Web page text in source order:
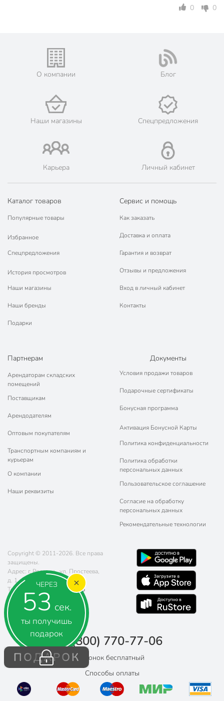
ЧЕРЕЗ
52 сек.
ты получишь
подарок
ПОДАРОК
Страна производства
Китай
без
покрытия
поштучно
керамика
Назначение
для курицы
для пирога
Совместимые плиты
для духовки
Особенности посуды
рифленое дно
посудомойке
Артикул производителя
Вес в упаковке
870 г
Габариты упаковки
5 x 19 x 29 см
0
0
О компании Блог
Наши магазины Спецпредложения
Карьера Личный кабинет
Каталог товаров
Популярные товары
Избранное
Спецпредложения
История просмотров
Наши магазины
Наши бренды
Подарки
Сервис и помощь
Как заказать
Доставка и оплата
Гарантия и возврат
Отзывы и предложения
Вход в личный кабинет
Контакты
Партнерам
Арендаторам складских
помещений
Поставщикам
Арендодателям
Оптовым покупателям
Транспортным компаниям и
курьерам
О компании
Наши реквизиты
Документы
Условия продажи товаров
Подарочные сертификаты
Бонусная программа
Активация Бонусной Карты
Политика конфиденциальности
Политика обработки
персональных данных
Пользовательское соглашение
Согласие на обработку
персональных данных
Рекомендательные технологии
Copyright © 2011-2026. Все права
защищены.
Адрес: г. Россошь, ул. Простеева,
д. 1
Телефон:
8 (800) 770-77-06
Почта:sales@poryadok.ru
8 (800) 770-77-06
Звонок бесплатный
Способы оплаты